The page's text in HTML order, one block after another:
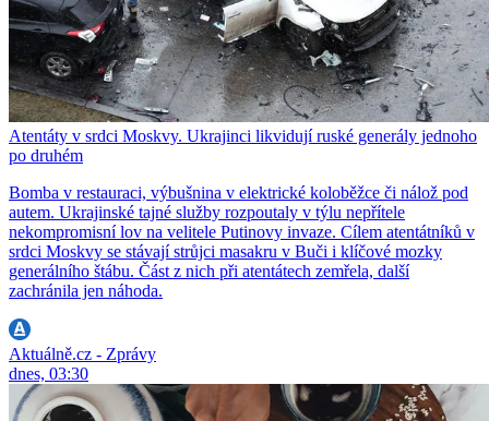
Atentáty v srdci Moskvy. Ukrajinci likvidují ruské generály jednoho
po druhém
Bomba v restauraci, výbušnina v elektrické koloběžce či nálož pod
autem. Ukrajinské tajné služby rozpoutaly v týlu nepřítele
nekompromisní lov na velitele Putinovy invaze. Cílem atentátníků v
srdci Moskvy se stávají strůjci masakru v Buči i klíčové mozky
generálního štábu. Část z nich při atentátech zemřela, další
zachránila jen náhoda.
Aktuálně.cz - Zprávy
dnes, 03:30